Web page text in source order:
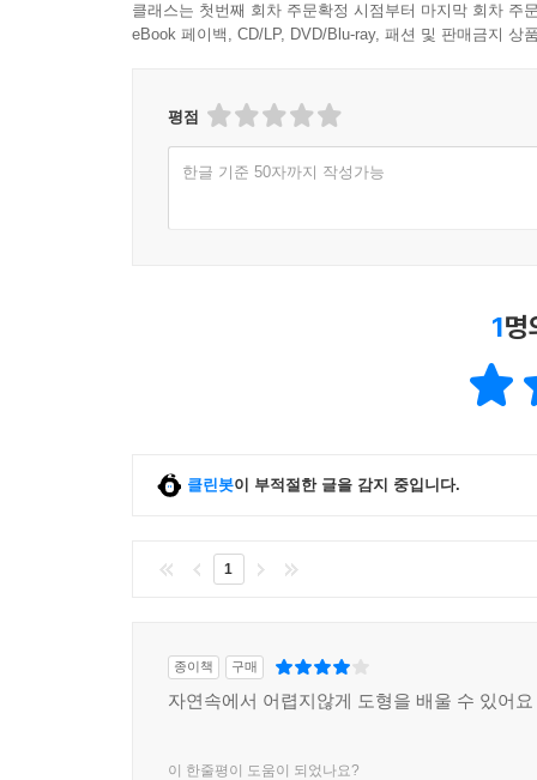
클래스는 첫번째 회차 주문확정 시점부터 마지막 회차 주
eBook 페이백, CD/LP, DVD/Blu-ray, 패션 및 판매금지 상
평점
한글 기준 50자까지 작성가능
1명
클린봇이 부적절한 글을 감지 중입니다.
1
종이책 구매
자연속에서 어렵지않게 도형을 배울 수 있어요
이 한줄평이 도움이 되었나요?